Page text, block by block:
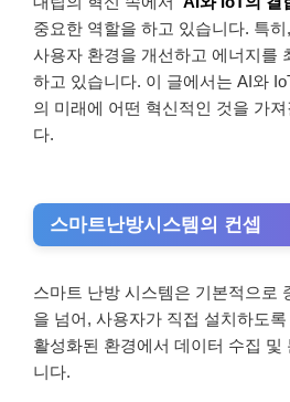
중요한 역할을 하고 있습니다. 특
사용자 환경을 개선하고 에너지를
하고 있습니다. 이 글에서는 AI와
의 미래에 어떤 혁신적인 것을 가
다.
스마트난방시스템의 컨셉
스마트 난방 시스템은 기본적으로
을 넘어, 사용자가 직접 설치하도
활성화된 환경에서 데이터 수집 및
니다.